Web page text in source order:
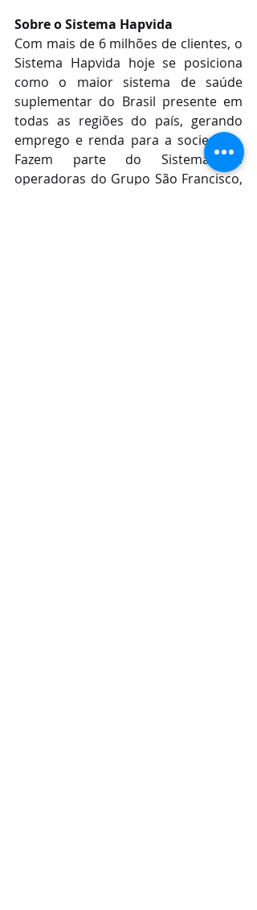
Sobre o Sistema Hapvida
Com mais de 6 milhões de clientes, o
Sistema Hapvida hoje se posiciona
como o maior sistema de saúde
suplementar do Brasil presente em
todas as regiões do país, gerando
emprego e renda para a sociedade.
Fazem parte do Sistema as
operadoras do Grupo São Francisco,